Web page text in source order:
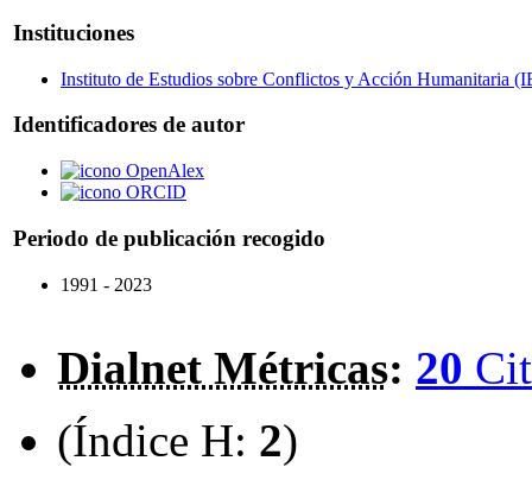
Instituciones
Instituto de Estudios sobre Conflictos y Acción Humanitaria
Identificadores de autor
OpenAlex
ORCID
Periodo de publicación recogido
1991 - 2023
Dialnet Métricas: 20
(Índice H: 2)